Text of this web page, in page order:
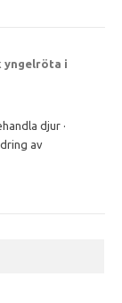
yngelröta i
djur ·
av